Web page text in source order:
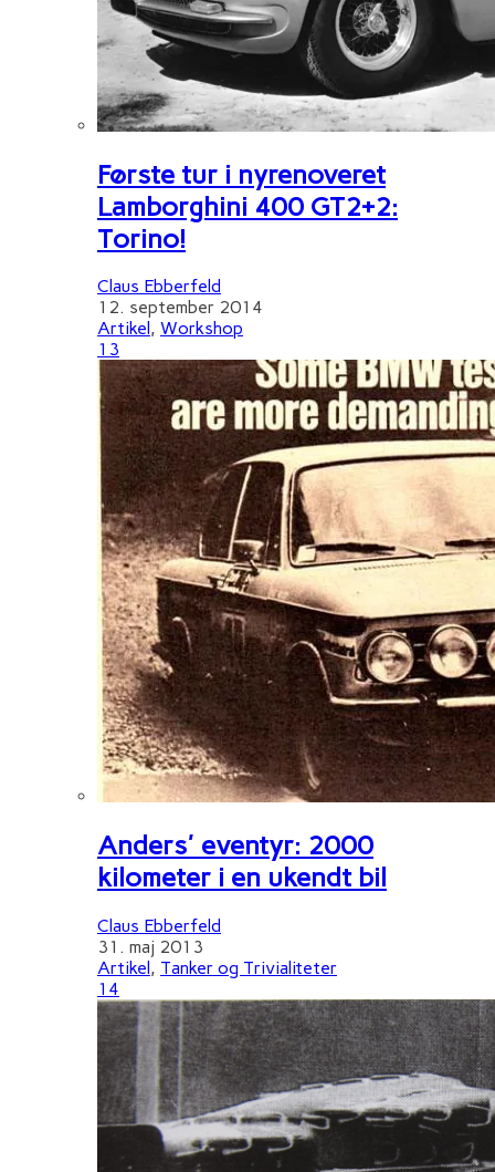
Første tur i nyrenoveret
Lamborghini 400 GT2+2:
Torino!
Claus Ebberfeld
12. september 2014
Artikel , Workshop
13
Anders' eventyr: 2000
kilometer i en ukendt bil
Claus Ebberfeld
31. maj 2013
Artikel , Tanker og Trivialiteter
14